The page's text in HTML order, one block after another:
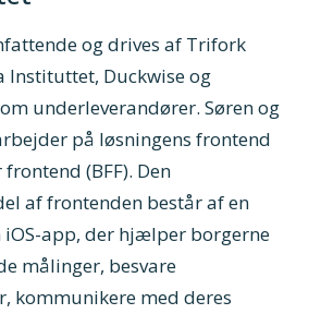
og drives af Trifork
Instituttet, Duckwise og
underleverandører. Søren og
på løsningens frontend
(BFF). Den
af frontenden består af en
iOS-app, der hjælper borgerne
målinger, besvare
kommunikere med deres